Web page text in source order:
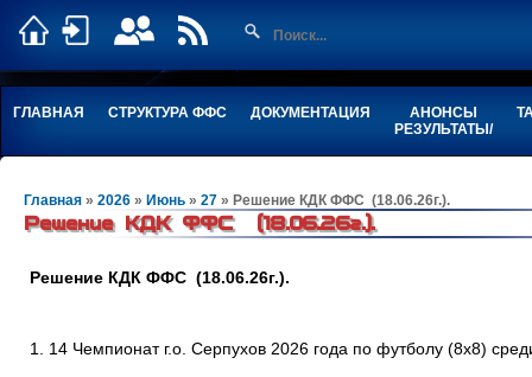
ГЛАВНАЯ СТРУКТУРА ФФС ДОКУМЕНТАЦИЯ
АНОНСЫ
РЕЗУЛЬТАТЫ/
Главная » 2026 » Июнь » 27 » Решение КДК ФФС (18.06.26г.).
Решение КДК ФФС (18.06.26г.).
Решение КДК ФФС (18.06.26г.).
1. 14 Чемпионат г.о. Серпухов 2026 года по футболу (8х8)